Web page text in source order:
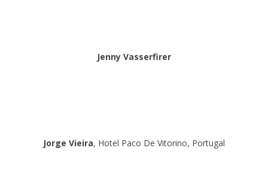
Jenny Vasserfirer
Jorge Vieira, Hotel Paco De Vitorino, Portugal